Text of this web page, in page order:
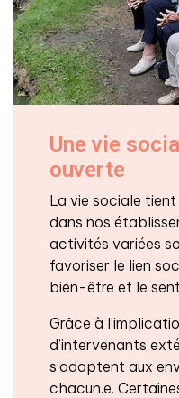
Une vie
ouverte
La vie sociale
dans nos
activités variées
favoriser le lien
bien-être et le
Grâce à
d’intervenants
s’adaptent aux
chacun.e.